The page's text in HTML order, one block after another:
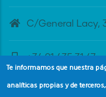
C/General Lacy,
+34 91 435 31 47
Te informamos que nuestra
analíticas propias y de